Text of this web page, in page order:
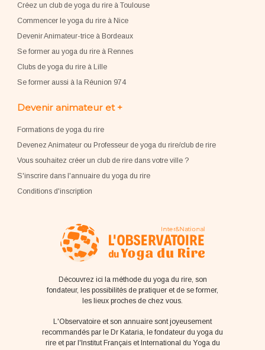
Créez un club de yoga du rire à Toulouse
Commencer le yoga du rire à Nice
Devenir Animateur-trice à Bordeaux
Se former au yoga du rire à Rennes
Clubs de yoga du rire à Lille
Se former aussi à la Réunion 974
Devenir animateur et +
Formations de yoga du rire
Devenez Animateur ou Professeur de yoga du rire/club de rire
Vous souhaitez créer un club de rire dans votre ville ?
S'inscrire dans l'annuaire du yoga du rire
Conditions d'inscription
Découvrez ici la méthode du yoga du rire, son
fondateur, les possibilités de pratiquer et de se former,
les lieux proches de chez vous.
L'Observatoire et son annuaire sont joyeusement
recommandés par le Dr Kataria, le fondateur du yoga du
rire et par l'Institut Français et International du Yoga du